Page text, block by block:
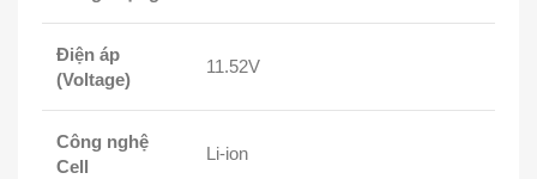
Điện áp
(Voltage)
11.52V
Công nghệ
Cell
Li-ion